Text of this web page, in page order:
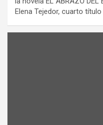
Elena Tejedor, cuarto